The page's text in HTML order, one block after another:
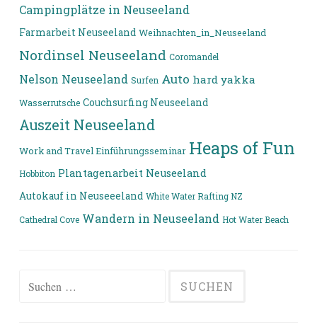
Campingplätze in Neuseeland
Farmarbeit Neuseeland Weihnachten_in_Neuseeland
Nordinsel Neuseeland Coromandel
Nelson Neuseeland Surfen Auto hard yakka
Wasserrutsche Couchsurfing Neuseeland
Auszeit Neuseeland
Work and Travel Einführungsseminar Heaps of Fun
Hobbiton Plantagenarbeit Neuseeland
Autokauf in Neuseeeland White Water Rafting NZ
Cathedral Cove Wandern in Neuseeland Hot Water Beach
Suchen